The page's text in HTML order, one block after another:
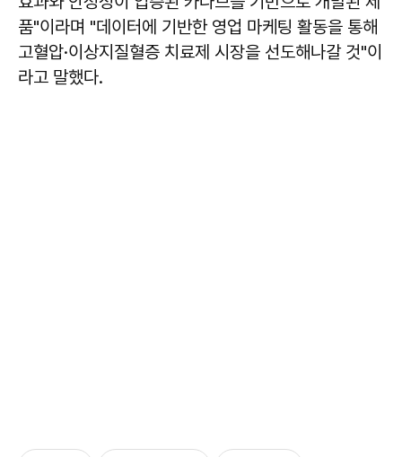
품"이라며 "데이터에 기반한 영업 마케팅 활동을 통해
고혈압·이상지질혈증 치료제 시장을 선도해나갈 것"이
라고 말했다.